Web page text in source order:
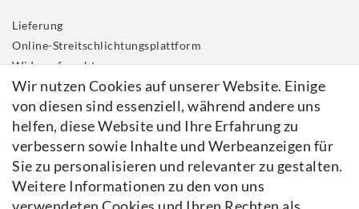
Lieferung
Online-Streitschlichtungsplattform
Widerrufs­recht
Impressum
Daten­schutz­erklärung
AGB
Kontakt
Vertrag widerrufen
Wir nutzen Cookies auf unserer Website. Einige
von diesen sind essenziell, während andere uns
helfen, diese Website und Ihre Erfahrung zu
verbessern sowie Inhalte und Werbeanzeigen für
Sie zu personalisieren und relevanter zu gestalten.
Weitere Informationen zu den von uns